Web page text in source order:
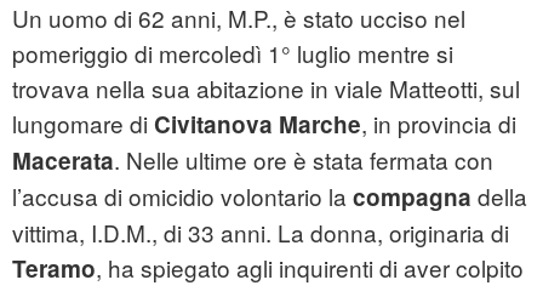
Un uomo di 62 anni, M.P., è stato ucciso nel
pomeriggio di mercoledì 1° luglio mentre si
trovava nella sua abitazione in viale Matteotti, sul
lungomare di Civitanova Marche, in provincia di
Macerata. Nelle ultime ore è stata fermata con
l’accusa di omicidio volontario la compagna della
vittima, I.D.M., di 33 anni. La donna, originaria di
Teramo, ha spiegato agli inquirenti di aver colpito